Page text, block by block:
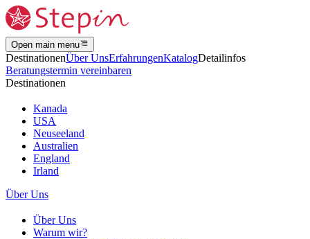
Open main menu
DestinationenÜber UnsErfahrungenKatalogDetailinfos
Beratungstermin vereinbaren
Destinationen
Kanada
USA
Neuseeland
Australien
England
Irland
Über Uns
Über Uns
Warum wir?